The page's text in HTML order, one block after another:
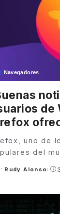
Navegadores
de
uno de
del
Rudy Alonso